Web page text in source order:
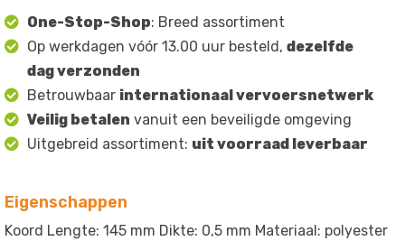
One-Stop-Shop: Breed assortiment
Op werkdagen vóór 13.00 uur besteld, dezelfde
dag verzonden
Betrouwbaar internationaal vervoersnetwerk
Veilig betalen vanuit een beveiligde omgeving
Uitgebreid assortiment: uit voorraad leverbaar
Eigenschappen
Koord Lengte: 145 mm Dikte: 0,5 mm Materiaal: polyester